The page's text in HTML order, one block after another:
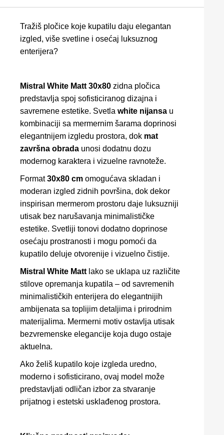
Tražiš pločice koje kupatilu daju elegantan
izgled, više svetline i osećaj luksuznog
enterijera?
Mistral White Matt 30x80 zidna pločica
predstavlja spoj sofisticiranog dizajna i
savremene estetike. Svetla white nijansa u
kombinaciji sa mermernim šarama doprinosi
elegantnijem izgledu prostora, dok mat
završna obrada unosi dodatnu dozu
modernog karaktera i vizuelne ravnoteže.
Format30x80 cm omogućava skladan i
moderan izgled zidnih površina, dok dekor
inspirisan mermerom prostoru daje luksuzniji
utisak bez narušavanja minimalističke
estetike. Svetliji tonovi dodatno doprinose
osećaju prostranosti i mogu pomoći da
kupatilo deluje otvorenije i vizuelno čistije.
Mistral White Matt lako se uklapa uz različite
stilove opremanja kupatila – od savremenih
minimalističkih enterijera do elegantnijih
ambijenata sa toplijim detaljima i prirodnim
materijalima. Mermerni motiv ostavlja utisak
bezvremenske elegancije koja dugo ostaje
aktuelna.
Ako želiš kupatilo koje izgleda uredno,
moderno i sofisticirano, ovaj model može
predstavljati odličan izbor za stvaranje
prijatnog i estetski usklađenog prostora.